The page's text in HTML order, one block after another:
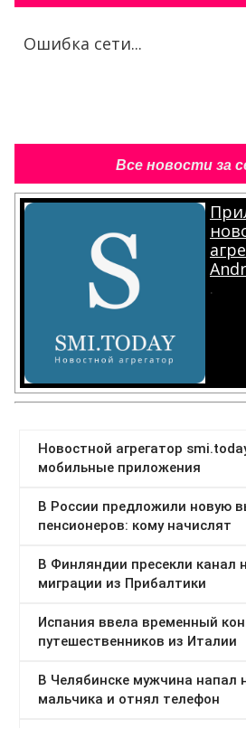
Ошибка сети...
Все новости за
.